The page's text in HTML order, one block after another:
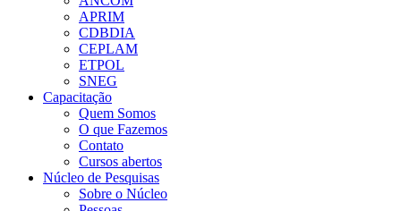
APRIM
CDBDIA
CEPLAM
ETPOL
SNEG
Capacitação
Quem Somos
O que Fazemos
Contato
Cursos abertos
Núcleo de Pesquisas
Sobre o Núcleo